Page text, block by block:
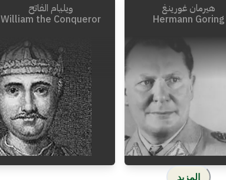
1975
1970 هيرمان غورينغ
Hermann Goring
ويليام الفاتح
William the Conqueror
المزيد